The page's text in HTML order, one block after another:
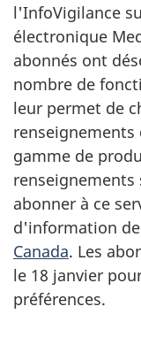
l'InfoVigilance
électronique
abonnés ont
nombre de
leur permet de
gamme de
abonner à ce
d'information de
Canada. Les
le 18 janvier
préférences.